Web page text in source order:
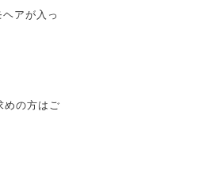
アが入っ
めの方はご